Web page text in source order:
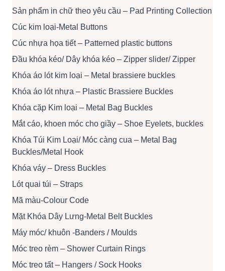
Sản phẩm in chữ theo yêu cầu – Pad Printing Collection
Cúc kim loại-Metal Buttons
Cúc nhựa họa tiết – Patterned plastic buttons
Đầu khóa kéo/ Dây khóa kéo – Zipper slider/ Zipper
Khóa áo lót kim loại – Metal brassiere buckles
Khóa áo lót nhựa – Plastic Brassiere Buckles
Khóa cặp Kim loại – Metal Bag Buckles
Mắt cáo, khoen móc cho giầy – Shoe Eyelets, buckles
Khóa Túi Kim Loại/ Móc càng cua – Metal Bag
Buckles/Metal Hook
Khóa váy – Dress Buckles
Lót quai túi – Straps
Mã màu-Colour Code
Mặt Khóa Dây Lưng-Metal Belt Buckles
Máy móc/ khuôn -Banders / Moulds
Móc treo rèm – Shower Curtain Rings
Móc treo tất – Hangers / Sock Hooks